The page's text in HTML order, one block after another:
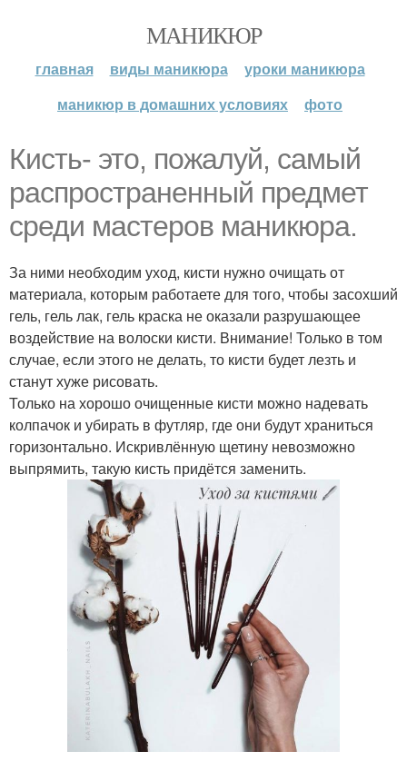
МАНИКЮР
главная виды маникюра
уроки маникюра
маникюр в домашних условиях
фото
Кисть- это, пожалуй, самый
распространенный предмет
среди мастеров маникюра.
За ними необходим уход, кисти нужно очищать от
материала, которым работаете для того, чтобы засохший
гель, гель лак, гель краска не оказали разрушающее
воздействие на волоски кисти. Внимание! Только в том
случае, если этого не делать, то кисти будет лезть и
станут хуже рисовать.
Только на хорошо очищенные кисти можно надевать
колпачок и убирать в футляр, где они будут храниться
горизонтально. Искривлённую щетину невозможно
выпрямить, такую кисть придётся заменить.